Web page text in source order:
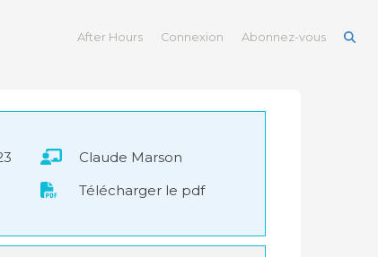
After Hours Connexion Abonnez-vous
Claude Marson
Télécharger le pdf